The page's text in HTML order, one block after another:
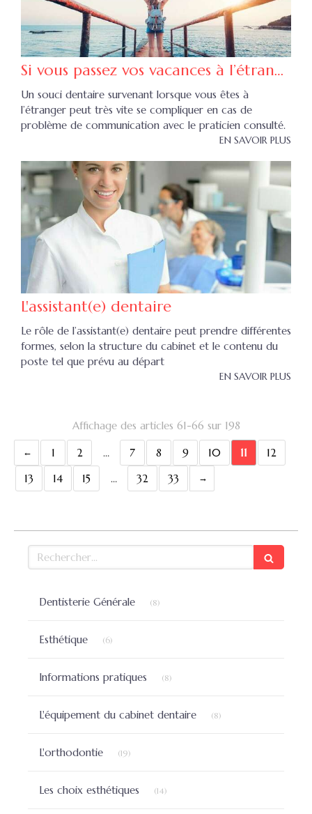
Si vous passez vos vacances à l’étranger...
Un souci dentaire survenant lorsque vous êtes à
l’étranger peut très vite se compliquer en cas de
problème de communication avec le praticien consulté.
EN SAVOIR PLUS
L'assistant(e) dentaire
Le rôle de l’assistant(e) dentaire peut prendre différentes
formes, selon la structure du cabinet et le contenu du
poste tel que prévu au départ
EN SAVOIR PLUS
Affichage des articles 61-66 sur 198
1 2 … 7 8 9 10 11
12
13
14 15 … 32 33
Rechercher
Dentisterie Générale (8)
Esthétique (6)
Informations pratiques (8)
L'équipement du cabinet dentaire (8)
L'orthodontie (19)
Les choix esthétiques (14)